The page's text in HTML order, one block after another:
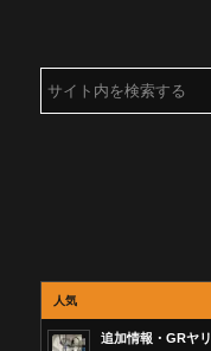
人気
追加情報・GRヤ